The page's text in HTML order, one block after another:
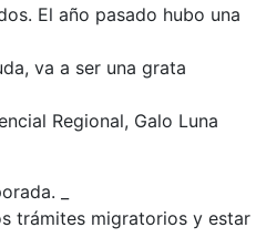
El año pasado hubo una
va a ser una grata
Regional, Galo Luna
_
trámites migratorios y estar